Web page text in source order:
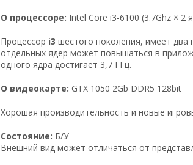
О процессоре: Intel Core i3-6100 (3.7Ghz × 2
Процессор i3 шестого поколения, имеет два
отдельных ядер может повышаться в
одного ядра достигает 3,7 ГГц.
О видеокарте: GTX 1050 2Gb DDR5 128bit
Хорошая производительность и новые
Состояние: Б/У
Внешний вид может отличаться от